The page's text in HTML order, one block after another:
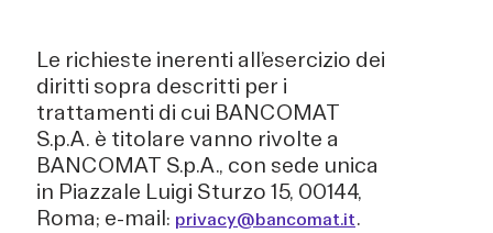
Le richieste inerenti all’esercizio dei
diritti sopra descritti per i
trattamenti di cui BANCOMAT
S.p.A. è titolare vanno rivolte a
BANCOMAT S.p.A., con sede unica
in Piazzale Luigi Sturzo 15, 00144,
Roma; e-mail: privacy@bancomat.it.